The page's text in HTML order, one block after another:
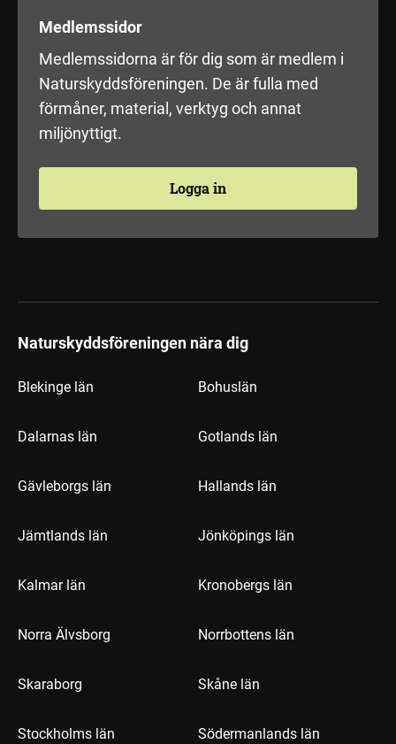
Medlemssidor
Medlemssidorna är för dig som är medlem i
Naturskyddsföreningen. De är fulla med
förmåner, material, verktyg och annat
miljönyttigt.
Logga in
Naturskyddsföreningen nära dig
Blekinge län Bohuslän
Dalarnas län Gotlands län
Gävleborgs län Hallands län
Jämtlands län Jönköpings län
Kalmar län Kronobergs län
Norra Älvsborg Norrbottens län
Skaraborg Skåne län
Stockholms län Södermanlands län